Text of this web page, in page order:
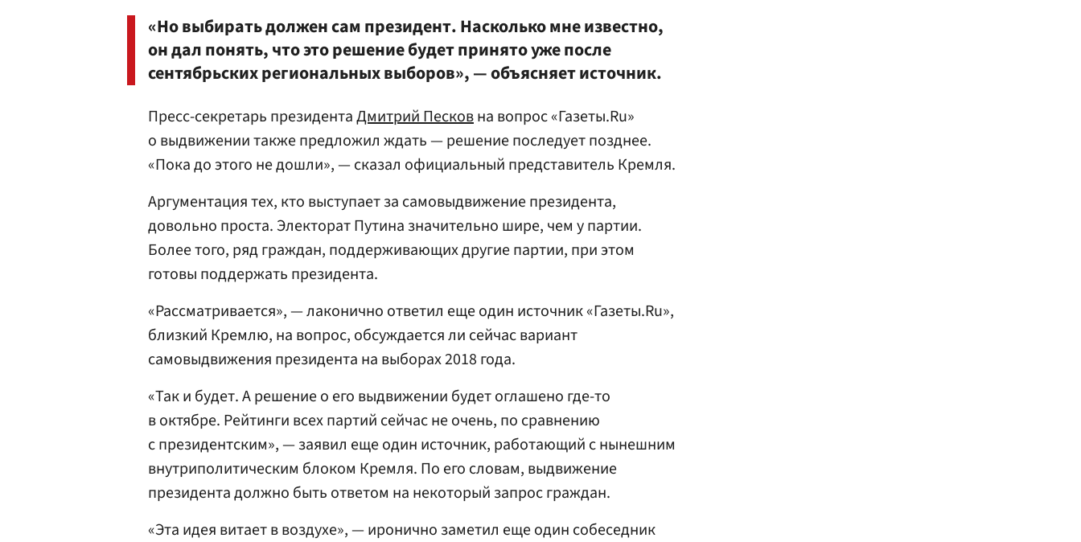
«Но выбирать должен сам президент. Насколько мне известно,
он дал понять, что это решение будет принято уже после
сентябрьских региональных выборов», — объясняет источник.
Пресс-секретарь президентаДмитрий Песковна вопрос «Газеты.Ru»
о выдвижении также предложил ждать — решение последует позднее.
«Пока до этого не дошли», — сказал официальный представитель Кремля.
Аргументация тех, кто выступает за самовыдвижение президента,
довольно проста. Электорат Путина значительно шире, чем у партии.
Более того, ряд граждан, поддерживающих другие партии, при этом
готовы поддержать президента.
«Рассматривается», — лаконично ответил еще один источник «Газеты.Ru»,
близкий Кремлю, на вопрос, обсуждается ли сейчас вариант
самовыдвижения президента на выборах 2018 года.
«Так и будет. А решение о его выдвижении будет оглашено где-то
в октябре. Рейтинги всех партий сейчас не очень, по сравнению
с президентским», — заявил еще один источник, работающий с нынешним
внутриполитическим блоком Кремля. По его словам, выдвижение
президента должно быть ответом на некоторый запрос граждан.
«Эта идея витает в воздухе», — иронично заметил еще один собеседник